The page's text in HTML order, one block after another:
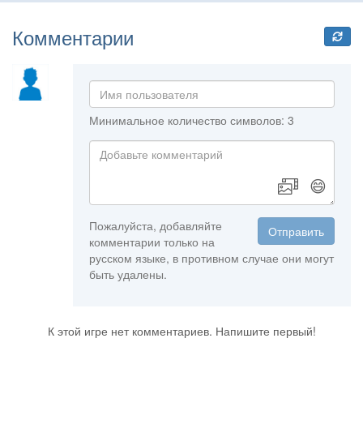
Комментарии
Минимальное количество символов: 3
😄
Отправить
Пожалуйста, добавляйте
комментарии только на
русском языке, в противном случае они могут
быть удалены.
К этой игре нет комментариев. Напишите первый!